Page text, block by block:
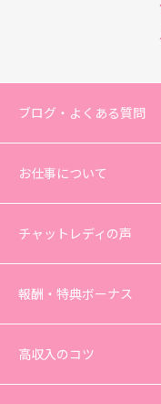
ブログ・よくある質問
お仕事について
チャットレディの声
報酬・特典ボーナス
高収入のコツ